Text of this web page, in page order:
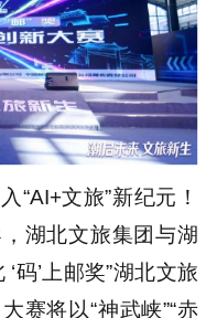
“AI+文旅”新纪元！
湖北文旅集团与湖
码’上邮奖”湖北文旅
赛将以“神武峡”“赤